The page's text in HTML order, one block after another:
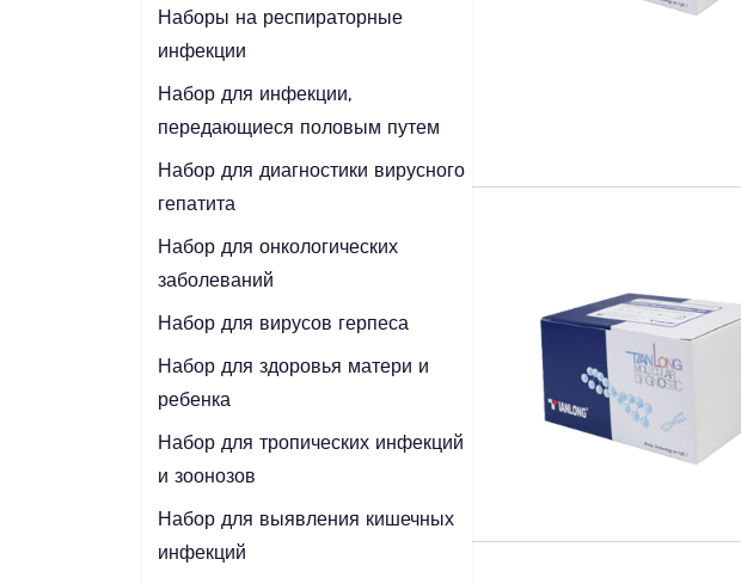
Наборы на респираторные
инфекции
Набор для инфекции,
передающиеся половым путем
Набор для диагностики вирусного
гепатита
Набор для онкологических
заболеваний
Набор для вирусов герпеса
Набор для здоровья матери и
ребенка
Набор для тропических инфекций
и зоонозов
Набор для выявления кишечных
инфекций